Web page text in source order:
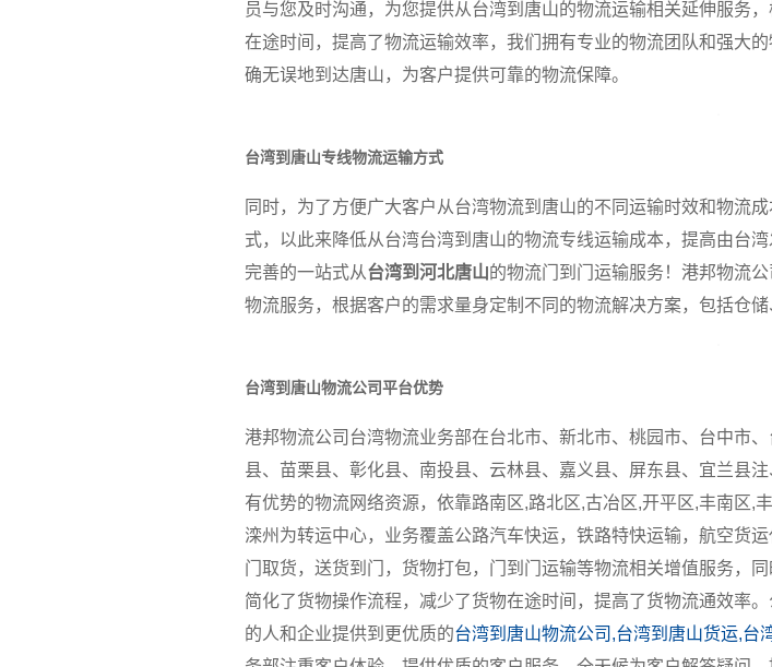
员与您及时沟通，为您提供从台湾到唐山的物流运输相关延伸服务
在途时间，提高了物流运输效率，我们拥有专业的物流团队和强大
确无误地到达唐山，为客户提供可靠的物流保障。
台湾到唐山专线物流运输方式
同时，为了方便广大客户从台湾物流到唐山的不同运输时效和物流成
式，以此来降低从台湾台湾到唐山的物流专线运输成本，提高由台
完善的一站式从台湾到河北唐山的物流门到门运输服务！港邦物流
物流服务，根据客户的需求量身定制不同的物流解决方案，包括仓
台湾到唐山物流公司平台优势
港邦物流公司台湾物流业务部在台北市、新北市、桃园市、台中市
县、苗栗县、彰化县、南投县、云林县、嘉义县、屏东县、宜兰县
有优势的物流网络资源，依靠路南区,路北区,古冶区,开平区,丰南区,
滦州为转运中心，业务覆盖公路汽车快运，铁路特快运输，航空货
门取货，送货到门，货物打包，门到门运输等物流相关增值服务，
简化了货物操作流程，减少了货物在途时间，提高了货物流通效率
的人和企业提供到更优质的台湾到唐山物流公司,台湾到唐山货运,台